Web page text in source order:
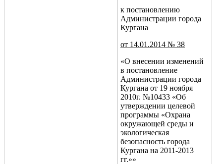
к постановлению
Администрации города
Кургана
от 14.01.2014 № 38
«О внесении изменений
в постановление
Администрации города
Кургана от 19 ноября
2010г. №10433 «Об
утверждении целевой
программы «Охрана
окружающей среды и
экологическая
безопасность города
Кургана на 2011-2013
гг.»»